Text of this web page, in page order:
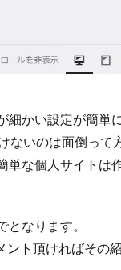
かい設定が簡単
いのは面倒って
な個人サイトは
なります。
ト頂ければその